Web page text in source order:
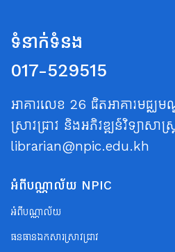
ទំនាក់ទំនង
017-529515
អាគារលេខ 26 ជិតអាគារមជ្ឈ
ស្រាវជ្រាវ និងអភិវឌ្ឍន៍វិទ្យាសាស្ត្
librarian@npic.edu.kh
អំពីបណ្ណាល័យ NPIC
អំពីបណ្ណាល័យ
ធនធានឯកសារស្រាវជ្រាវ